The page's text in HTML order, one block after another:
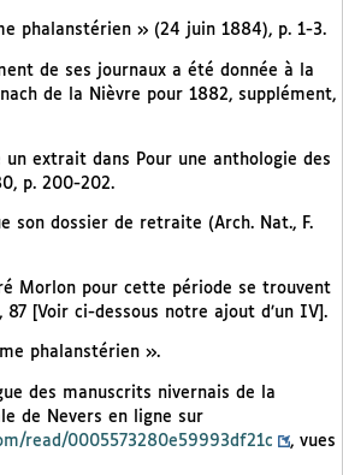
phalanstérien » (24 juin 1884), p. 1-3.
de ses journaux a été donnée à la
de la Nièvre pour 1882, supplément,
un extrait dans Pour une anthologie des
p. 200-202.
son dossier de retraite (Arch. Nat., F.
Morlon pour cette période se trouvent
87 [Voir ci-dessous notre ajout d’un IV].
phalanstérien ».
des manuscrits nivernais de la
de Nevers en ligne sur
read/0005573280e59993df21c
, vues